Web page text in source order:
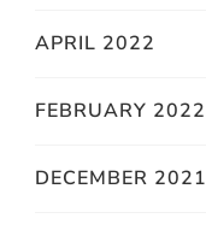
APRIL 2022
FEBRUARY 2022
DECEMBER 2021